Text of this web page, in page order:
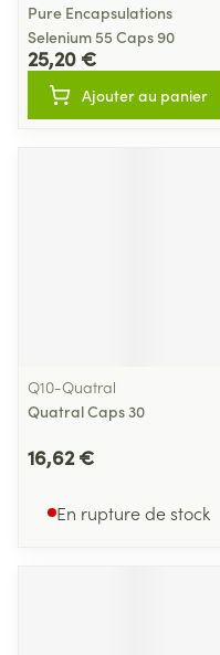
Pure Encapsulations
Selenium 55 Caps 90
25,20 €
Ajouter au panier
Q10-Quatral
Quatral Caps 30
16,62 €
En rupture de stock